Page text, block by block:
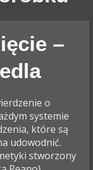
–
o
systemie
które są
udowodnić.
stworzony